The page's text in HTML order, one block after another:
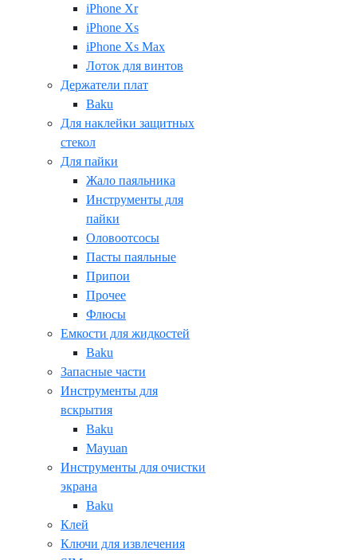
iPhone Xr
iPhone Xs
iPhone Xs Max
Лоток для винтов
Держатели плат
Baku
Для наклейки защитных
стекол
Для пайки
Жало паяльника
Инструменты для
пайки
Оловоотсосы
Пасты паяльные
Припои
Прочее
Флюсы
Емкости для жидкостей
Baku
Запасные части
Инструменты для
вскрытия
Baku
Mayuan
Инструменты для очистки
экрана
Baku
Клей
Ключи для извлечения